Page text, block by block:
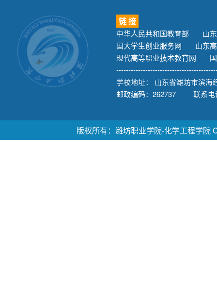
链 接
中华人民共和国教育部
山
国大学生创业服务网
山东
现代高等职业技术教育网
学校地址： 山东省潍坊市滨海
邮政编码：262737 联系电
版权所有：潍坊职业学院-化学工程学院